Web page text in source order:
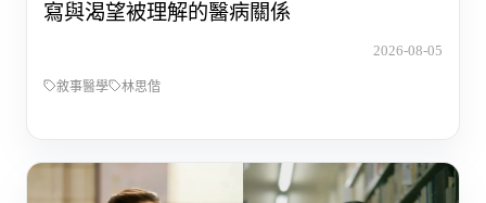
寫與渴望被理解的醫病關係
2026-08-05
敘事醫學 林思偕